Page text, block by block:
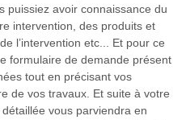
puissiez avoir connaissance du
intervention, des produits et
l’intervention etc... Et pour ce
formulaire de demande présent
tout en précisant vos
de vos travaux. Et suite à votre
vous parviendra en